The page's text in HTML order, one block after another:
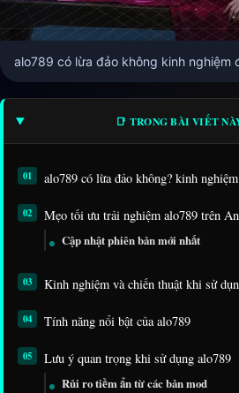
alo789 có lừa đảo không kinh nghiệm
📑 TRONG BÀI VIẾT
alo789 có lừa đảo không? kinh
Mẹo tối ưu trải nghiệm alo789 trên
Cập nhật phiên bản mới nhất
Kinh nghiệm và chiến thuật khi sử
Tính năng nổi bật của alo789
Lưu ý quan trọng khi sử dụng alo789
Rủi ro tiềm ẩn từ các bản mod